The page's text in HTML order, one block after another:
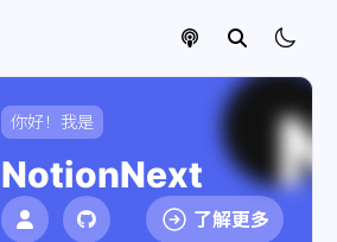
你好！我是
NotionNext
了解更多